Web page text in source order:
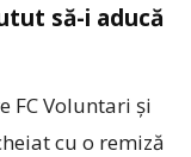
să-i aducă
FC Voluntari și
cu o remiză